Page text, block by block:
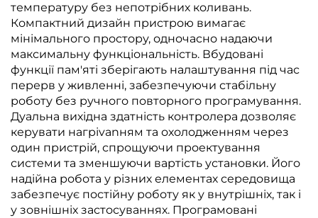
температуру без непотрібних коливань.
Компактний дизайн пристрою вимагає
мінімального простору, одночасно надаючи
максимальну функціональність. Вбудовані
функції пам'яті зберігають налаштування під час
перерв у живленні, забезпечуючи стабільну
роботу без ручного повторного програмування.
Дуальна вихідна здатність контролера дозволяє
керувати нагріvanням та охолодженням через
один пристрій, спрощуючи проектування
системи та зменшуючи вартість установки. Його
надійна робота у різних елементах середовища
забезпечує постійну роботу як у внутрішніх, так і
у зовнішніх застосуваннях. Програмовані